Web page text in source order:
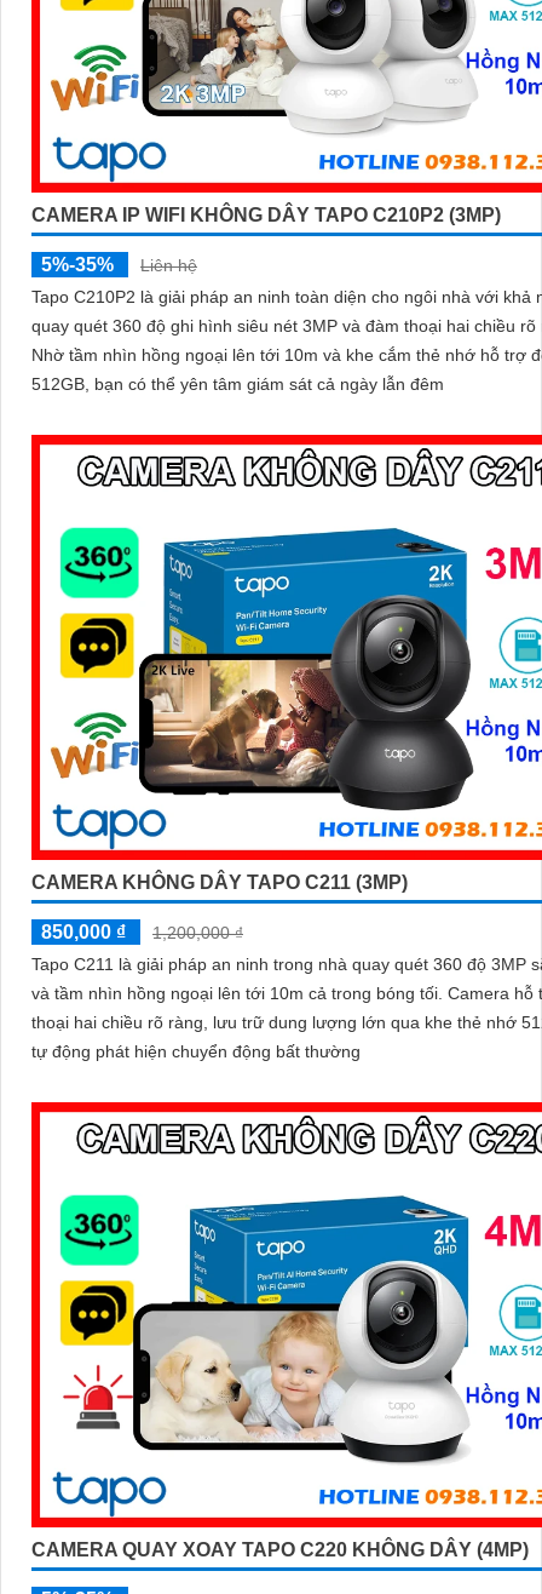
CAMERA IP WIFI KHÔNG DÂY TAPO C210P2 (3MP)
5%-35%
Liên hệ
Tapo C210P2 là giải pháp an ninh toàn diện cho ngôi nhà với khả
quay quét 360 độ ghi hình siêu nét 3MP và đàm thoại hai chiều rõ
Nhờ tầm nhìn hồng ngoại lên tới 10m và khe cắm thẻ nhớ hỗ trợ
512GB, bạn có thể yên tâm giám sát cả ngày lẫn đêm
CAMERA KHÔNG DÂY TAPO C211 (3MP)
850,000 ₫
1,200,000 ₫
Tapo C211 là giải pháp an ninh trong nhà quay quét 360 độ 3MP
và tầm nhìn hồng ngoại lên tới 10m cả trong bóng tối. Camera hỗ trợ đàm
thoại hai chiều rõ ràng, lưu trữ dung lượng lớn qua khe thẻ nhớ
tự động phát hiện chuyển động bất thường
CAMERA QUAY XOAY TAPO C220 KHÔNG DÂY (4MP)